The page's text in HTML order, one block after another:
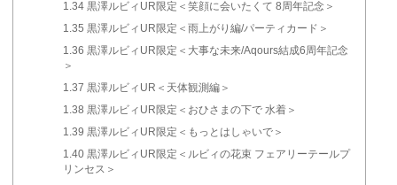
1.34黒澤ルビィUR限定＜笑顔に会いたくて 8周年記念＞
1.35 黒澤ルビィUR限定＜雨上がり編/パーティカード＞
1.36 黒澤ルビィUR限定＜大事な未来/Aqours結成6周年記念
＞
1.37 黒澤ルビィUR＜天体観測編＞
1.38 黒澤ルビィUR限定＜おひさまの下で 水着＞
1.39 黒澤ルビィUR限定＜もっとはしゃいで＞
1.40黒澤ルビィUR限定＜ルビィの花束 フェアリーテールプ
リンセス＞